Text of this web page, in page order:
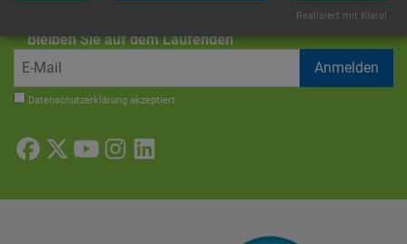
Bleiben Sie auf dem Laufenden
Datenschutzerklärung akzeptiert.
Realisiert mit Klaro!